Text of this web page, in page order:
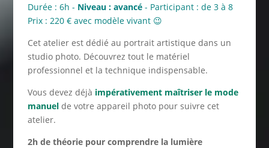
Durée : 6h - Niveau : avancé - Participant : de 3 à 8
Prix : 220 € avec modèle vivant 😉
Cet atelier est dédié au portrait artistique dans un
studio photo. Découvrez tout le matériel
professionnel et la technique indispensable.
Vous devez déjà impérativement maîtriser le mode
manuel de votre appareil photo pour suivre cet
atelier.
2h de théorie pour comprendre la lumière